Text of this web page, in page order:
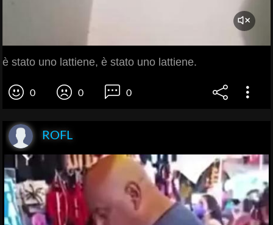
è stato uno lattiene, è stato uno lattiene.
0 0 0
ROFL